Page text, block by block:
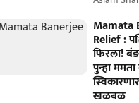
Mamata
Relief :
फिरला!
पुन्हा
खळबळ